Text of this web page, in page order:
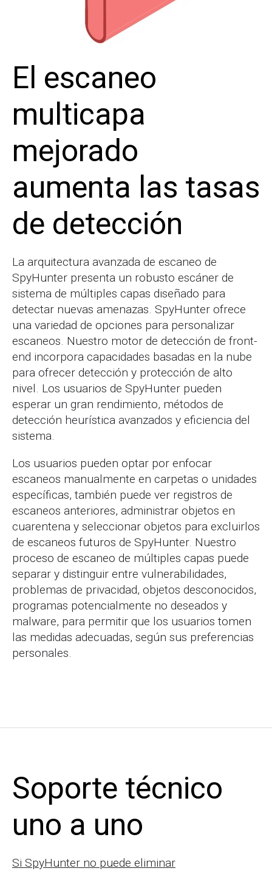
El escaneo
multicapa
mejorado
aumenta las tasas
de detección
La arquitectura avanzada de escaneo de
SpyHunter presenta un robusto escáner de
sistema de múltiples capas diseñado para
detectar nuevas amenazas. SpyHunter ofrece
una variedad de opciones para personalizar
escaneos. Nuestro motor de detección de front-
end incorpora capacidades basadas en la nube
para ofrecer detección y protección de alto
nivel. Los usuarios de SpyHunter pueden
esperar un gran rendimiento, métodos de
detección heurística avanzados y eficiencia del
sistema.
Los usuarios pueden optar por enfocar
escaneos manualmente en carpetas o unidades
específicas, también puede ver registros de
escaneos anteriores, administrar objetos en
cuarentena y seleccionar objetos para excluirlos
de escaneos futuros de SpyHunter. Nuestro
proceso de escaneo de múltiples capas puede
separar y distinguir entre vulnerabilidades,
problemas de privacidad, objetos desconocidos,
programas potencialmente no deseados y
malware, para permitir que los usuarios tomen
las medidas adecuadas, según sus preferencias
personales.
Soporte técnico
uno a uno
Si SpyHunter no puede eliminar